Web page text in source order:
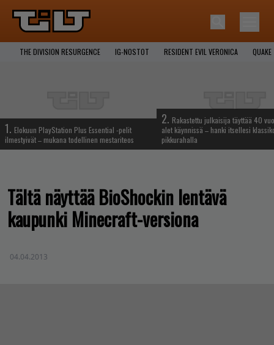
THE DIVISION RESURGENCE IG-NOSTOT RESIDENT EVIL VERONICA QUAKE
1. Elokuun PlayStation Plus Essential -pelit
ilmestyivät – mukana todellinen mestariteos
2. Rakastettu julkaisija täyttää 40
alet käynnissä – hanki itsellesi
pikkurahalla
Tältä näyttää BioShockin lentävä
kaupunki Minecraft-versiona
04.04.2013